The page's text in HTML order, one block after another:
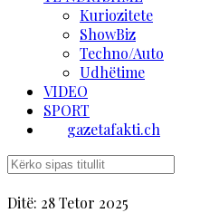
Kuriozitete
ShowBiz
Techno/Auto
Udhëtime
VIDEO
SPORT
gazetafakti.ch
Ditë: 28 Tetor 2025